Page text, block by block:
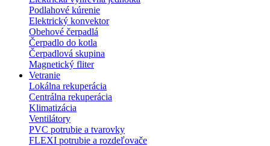
Podlahové kúrenie
Elektrický konvektor
Obehové čerpadlá
Čerpadlo do kotla
Čerpadlová skupina
Magnetický fliter
Vetranie
Lokálna rekuperácia
Centrálna rekuperácia
Klimatizácia
Ventilátory
PVC potrubie a tvarovky
FLEXI potrubie a rozdeľovače